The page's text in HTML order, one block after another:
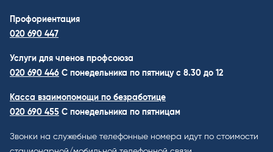
Профориентация
020 690 447
Услуги для членов профсоюза
020 690 446 C понедельника по пятницу с 8.30 до 12
Касса взаимопомощи по безработице
020 690 455 С понедельника по пятницам
Звонки на служебные телефонные номера идут по стоимости